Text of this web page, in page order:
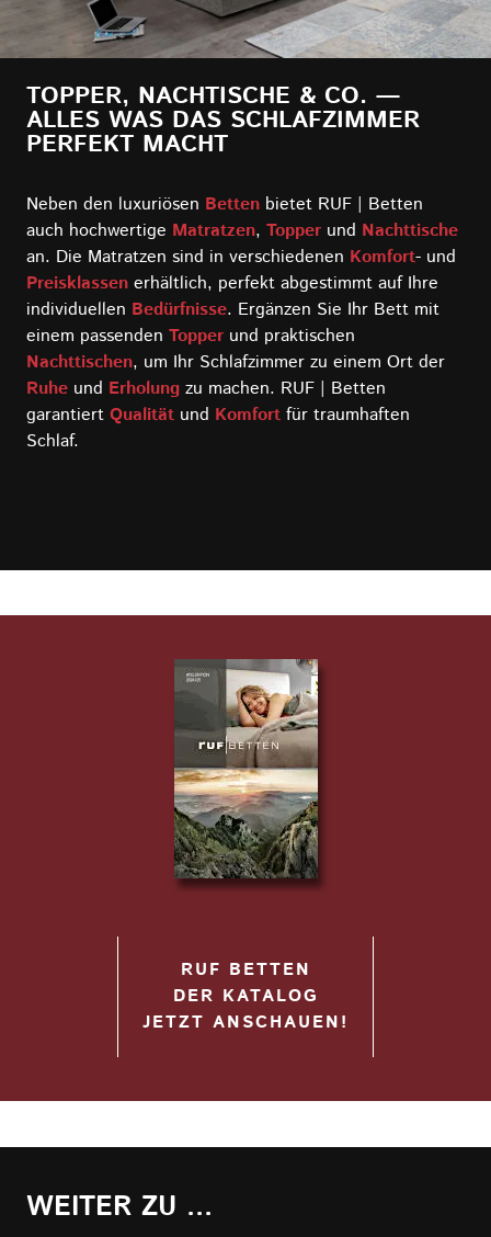
TOPPER, NACHTISCHE & CO. —
ALLES WAS DAS SCHLAFZIMMER
PERFEKT MACHT
Neben den luxuriösen Betten bietet RUF | Betten
auch hochwertige Matratzen, Topper und Nachttische
an. Die Matratzen sind in verschiedenen Komfort- und
Preisklassen erhältlich, perfekt abgestimmt auf Ihre
individuellen Bedürfnisse. Ergänzen Sie Ihr Bett mit
einem passenden Topper und praktischen
Nachttischen, um Ihr Schlafzimmer zu einem Ort der
Ruhe und Erholung zu machen. RUF | Betten
garantiert Qualität und Komfort für traumhaften
Schlaf.
RUF BETTEN
DER KATALOG
JETZT ANSCHAUEN!
WEITER ZU ...